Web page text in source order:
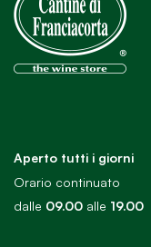
Aperto tutti i giorni
Orario continuato
dalle 09.00 alle 19.00